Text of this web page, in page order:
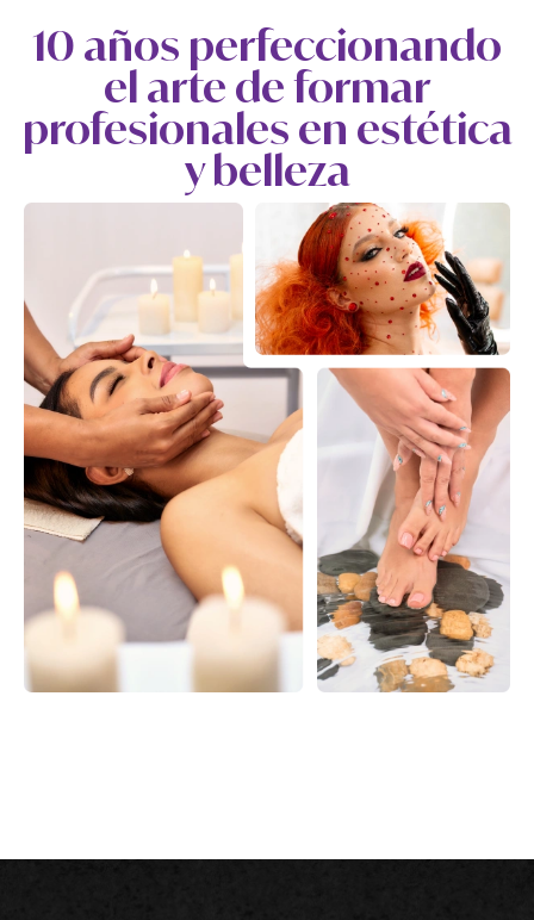
10 años perfeccionando
el arte de formar
profesionales en estética
y belleza